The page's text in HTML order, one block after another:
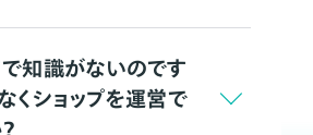
で知識がないのです
くショップを運営で